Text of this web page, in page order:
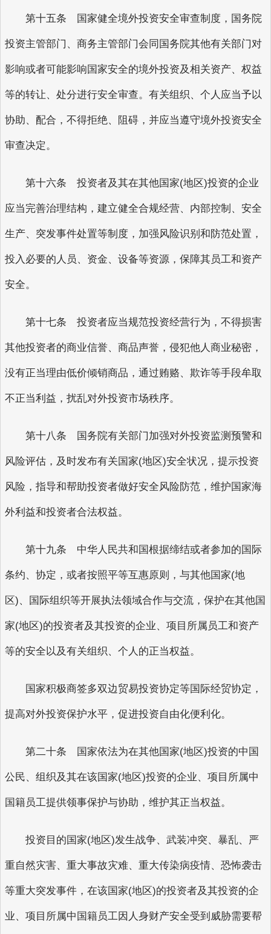
第十五条 国家健全境外投资安全审查制度，国务院
投资主管部门、商务主管部门会同国务院其他有关部门对
影响或者可能影响国家安全的境外投资及相关资产、权益
等的转让、处分进行安全审查。有关组织、个人应当予以
协助、配合，不得拒绝、阻碍，并应当遵守境外投资安全
审查决定。
第十六条 投资者及其在其他国家(地区)投资的企业
应当完善治理结构，建立健全合规经营、内部控制、安全
生产、突发事件处置等制度，加强风险识别和防范处置，
投入必要的人员、资金、设备等资源，保障其员工和资产
安全。
第十七条 投资者应当规范投资经营行为，不得损害
其他投资者的商业信誉、商品声誉，侵犯他人商业秘密，
没有正当理由低价倾销商品，通过贿赂、欺诈等手段牟取
不正当利益，扰乱对外投资市场秩序。
第十八条 国务院有关部门加强对外投资监测预警和
风险评估，及时发布有关国家(地区)安全状况，提示投资
风险，指导和帮助投资者做好安全风险防范，维护国家海
外利益和投资者合法权益。
第十九条 中华人民共和国根据缔结或者参加的国际
条约、协定，或者按照平等互惠原则，与其他国家(地
区)、国际组织等开展执法领域合作与交流，保护在其他国
家(地区)的投资者及其投资的企业、项目所属员工和资产
等的安全以及有关组织、个人的正当权益。
国家积极商签多双边贸易投资协定等国际经贸协定，
提高对外投资保护水平，促进投资自由化便利化。
第二十条 国家依法为在其他国家(地区)投资的中国
公民、组织及其在该国家(地区)投资的企业、项目所属中
国籍员工提供领事保护与协助，维护其正当权益。
投资目的国家(地区)发生战争、武装冲突、暴乱、严
重自然灾害、重大事故灾难、重大传染病疫情、恐怖袭击
等重大突发事件，在该国家(地区)的投资者及其投资的企
业、项目所属中国籍员工因人身财产安全受到威胁需要帮